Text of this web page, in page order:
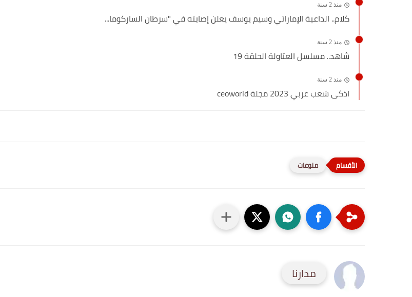
منذ 2 سنة
كلام.. الداعية الإماراتي وسيم يوسف يعلن إصابته في "سرطان الساركوما...
منذ 2 سنة
شاهد.. مسلسل العتاولة الحلقة 19
منذ 2 سنة
اذكى شعب عربي 2023 مجلة ceoworld
منوعات
مدارنا